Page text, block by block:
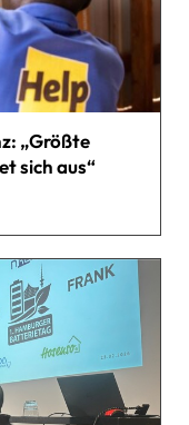
„Größte
sich aus“